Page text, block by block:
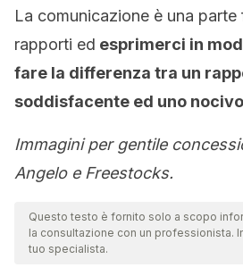
La comunicazione è una
rapporti ed esprimerci in
fare la differenza tra un
soddisfacente ed uno
Immagini per gentile
Angelo e Freestocks.
Questo testo è fornito solo a scopo
la consultazione con un professionista.
tuo specialista.